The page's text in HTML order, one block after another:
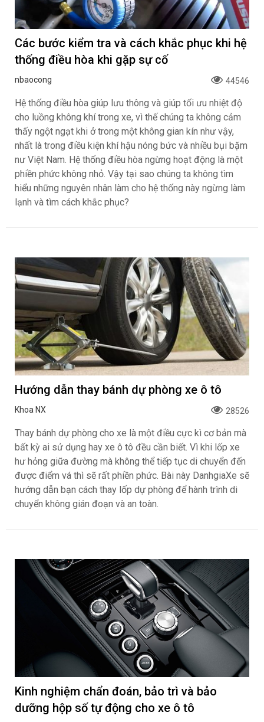
Các bước kiểm tra và cách khắc phục khi hệ
thống điều hòa khi gặp sự cố
nbaocong 44546
Hệ thống điều hòa giúp lưu thông và giúp tối ưu nhiệt độ
cho luồng không khí trong xe, vì thế chúng ta không cảm
thấy ngột ngạt khi ở trong một không gian kín như vậy,
nhất là trong điều kiện khí hậu nóng bức và nhiều bụi bặm
nư Việt Nam. Hệ thống điều hòa ngừng hoạt động là một
phiền phức không nhỏ. Vậy tại sao chúng ta không tìm
hiểu những nguyên nhân làm cho hệ thống này ngừng làm
lạnh và tìm cách khắc phục?
Hướng dẫn thay bánh dự phòng xe ô tô
Khoa NX 28526
Thay bánh dự phòng cho xe là một điều cực kì cơ bản mà
bất kỳ ai sử dụng hay xe ô tô đều cần biết. Vì khi lốp xe
hư hỏng giữa đường mà không thể tiếp tục di chuyển đến
được điểm vá thì sẽ rất phiền phức. Bài này DanhgiaXe sẽ
hướng dẫn bạn cách thay lốp dự phòng để hành trình di
chuyển không gián đoạn và an toàn.
Kinh nghiệm chẩn đoán, bảo trì và bảo
dưỡng hộp số tự động cho xe ô tô